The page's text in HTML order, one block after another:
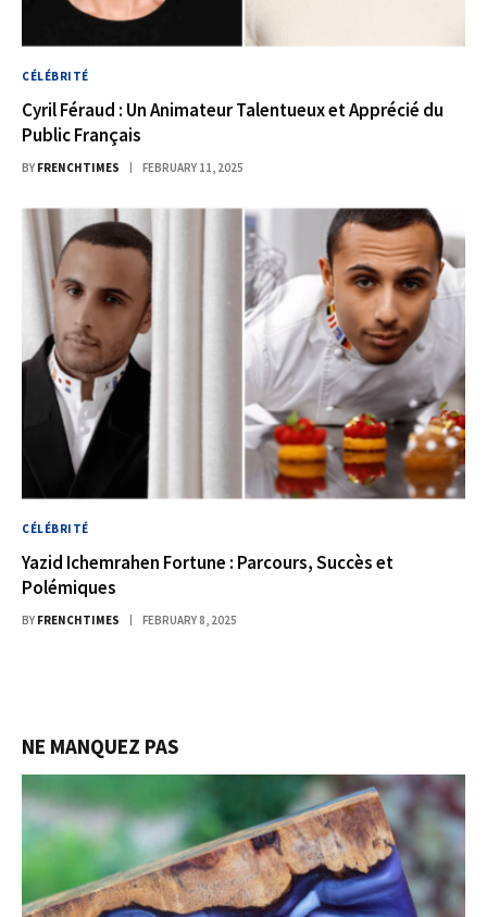
CÉLÉBRITÉ
Cyril Féraud : Un Animateur Talentueux et Apprécié du
Public Français
BY FRENCHTIMES FEBRUARY 11, 2025
CÉLÉBRITÉ
Yazid Ichemrahen Fortune : Parcours, Succès et
Polémiques
BY FRENCHTIMES FEBRUARY 8, 2025
NE MANQUEZ PAS